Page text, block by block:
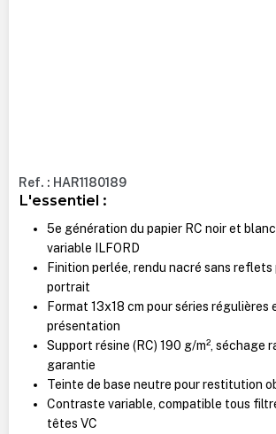
Ref. : HAR1180189
L'essentiel :
5e génération du papier RC noir et
variable ILFORD
Finition perlée, rendu nacré sans reflets
portrait
Format 13x18 cm pour séries régulières
présentation
Support résine (RC) 190 g/m², séchage
garantie
Teinte de base neutre pour restitution
Contraste variable, compatible tous
têtes VC